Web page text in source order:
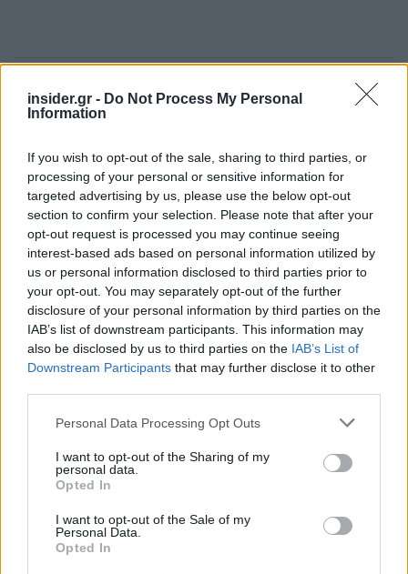
insider.gr - Do Not Process My Personal
Information
If you wish to opt-out of the sale, sharing to third parties, or
processing of your personal or sensitive information for
targeted advertising by us, please use the below opt-out
section to confirm your selection. Please note that after your
opt-out request is processed you may continue seeing
interest-based ads based on personal information utilized by
us or personal information disclosed to third parties prior to
your opt-out. You may separately opt-out of the further
disclosure of your personal information by third parties on the
IAB’s list of downstream participants. This information may
also be disclosed by us to third parties on the IAB’s List of
Downstream Participants that may further disclose it to other
Please note that this website/app uses one or more Google
not limited to your visit or usage behaviour. You may click to
grant or deny consent to Google and its third-party tags to
use your data for below specified purposes in below Google
consent section.
Personal Data Processing Opt Outs
I want to opt-out of the Sharing of my
personal data.
Opted In
I want to opt-out of the Sale of my
Personal Data.
Opted In
Συνολικά από τα μεσάνυχτα η υπηρεσία πολιτικής
προστασίας σήμανε συναγερμό περισσότερες
Λίβανο. Παράλληλα, ο στρατός προειδοποίησε
τέσσερις φορές τον πληθυσμό για εκτοξεύσεις
βαλλιστικών πυραύλων από το Ιράν.
Ιράκ: Τρεις νεκροί από ρουκέτες
που εκτοξεύτηκαν από το Κουβέιτ
Τουλάχιστοντρεις άνθρωποι σκοτώθηκαν και
πέντε ακόμη τραυματίστηκανσήμερα όταν
ρουκέτες, που εκτοξεύτηκαν από την
κατεύθυνση τουΚουβέιτ, έπληξαν ένα σπίτι
δήλωσαν σήμερα στο Reuters αξιωματούχοι
ασφαλείας και υγείας.